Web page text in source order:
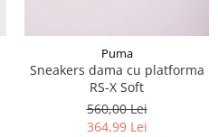
Puma
Sneakers dama cu platforma
RS-X Soft
560,00 Lei
364,99 Lei